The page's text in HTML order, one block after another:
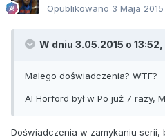
Opublikowano 3 Maja 2015
W dniu 3.05.2015 o
Malego doświadczenia? WTF?
Al Horford był w Po już 7 razy,
Doświadczenia w zamykaniu serii,